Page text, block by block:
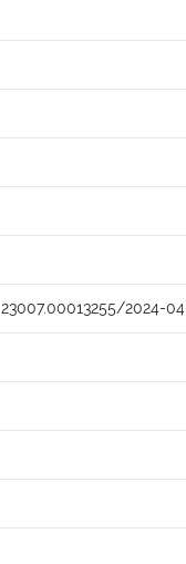
23007.00013255/2024-04